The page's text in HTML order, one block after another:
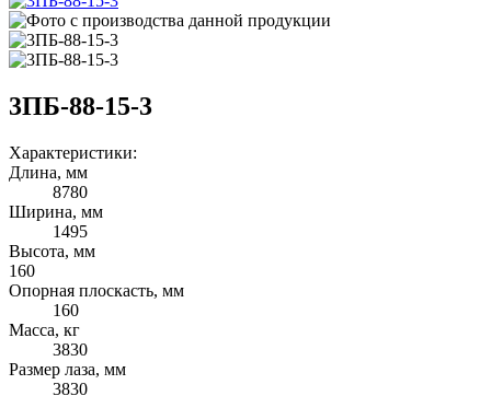
3ПБ-88-15-3
Характеристики:
Длина, мм
8780
Ширина, мм
1495
Высота, мм
160
Опорная плоскасть, мм
160
Масса, кг
3830
Размер лаза, мм
3830